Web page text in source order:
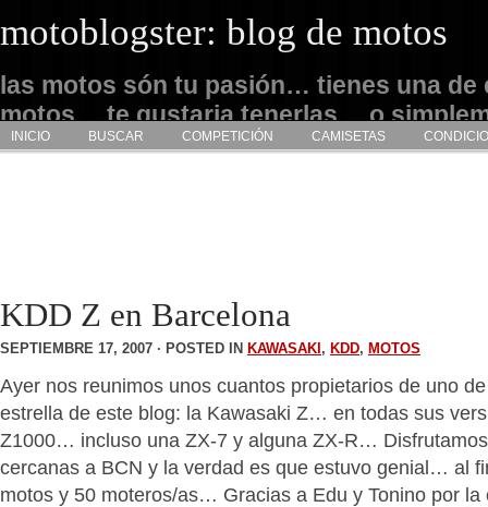
motoblogster: blog de motos
las motos són tu pasión… tienes una de
motos… te gustaria tenerlas… o
admirarlas… este es tu sitio
INICIO BUSCAR COMPETICIÓN CAMISETAS
KDD Z en Barcelona
SEPTIEMBRE 17, 2007 · POSTED IN KAWASAKI , KDD, MOTOS
Ayer nos reunimos unos cuantos propietarios de uno
estrella de este blog: la Kawasaki Z… en todas sus
Z1000… incluso una ZX-7 y alguna ZX-R…
cercanas a BCN y la verdad es que estuvo genial… al
motos y 50 moteros/as… Gracias a Edu y Tonino por